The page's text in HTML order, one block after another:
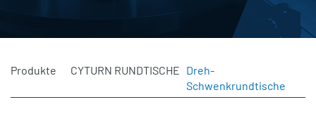
Produkte CYTURN RUNDTISCHE Dreh-
Schwenkrundtische